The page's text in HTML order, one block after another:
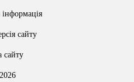
сайту
сайту